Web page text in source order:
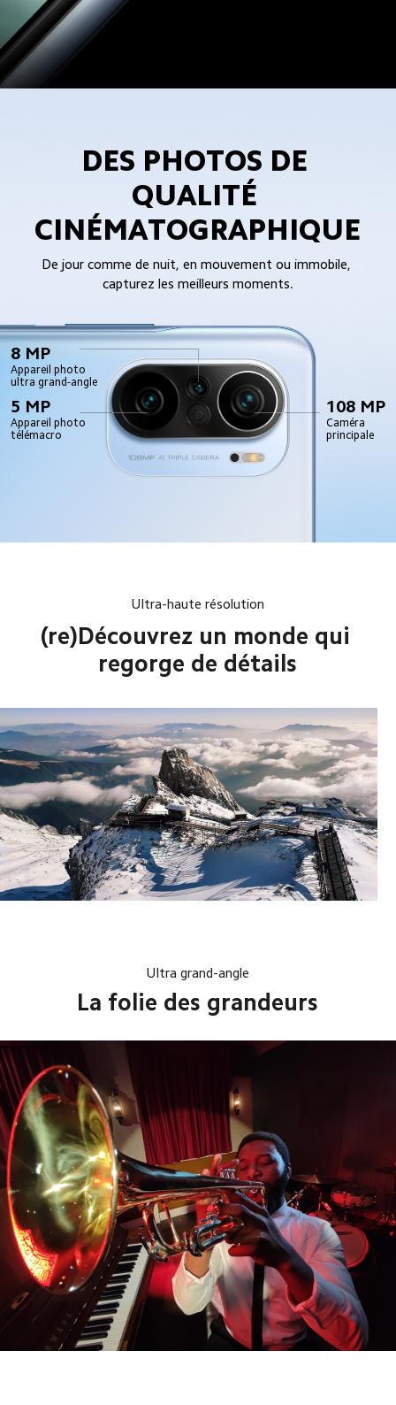
DES PHOTOS DE
QUALITÉ
CINÉMATOGRAPHIQUE
De jour comme de nuit, en mouvement ou immobile,
capturez les meilleurs moments.
8 MP
Appareil photo
ultra grand-angle
5 MP
Appareil photo
télémacro
108 MP
Caméra
principale
Ultra-haute résolution
(re)Découvrez un monde qui
regorge de détails
Ultra grand-angle
La folie des grandeurs